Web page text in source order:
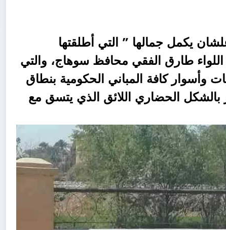
يكمل جمالها ” التي أطلقتها
طارق الفقي محافظ سوهاج، والتي
وأسوار كافة المباني الحكومية بنطاق
الحضاري اللائق الذي يتسق مع